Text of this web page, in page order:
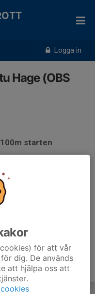
Logga in
Hage (OBS
starten
för att vår
dig. De används
att hjälpa oss att